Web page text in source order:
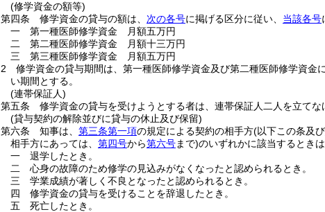
(修学資金の額等)
第四条
修学資金の貸与の額は、 次の各号に掲げる区分に従い、 当該各号
一
第一種医師修学資金 月額五万円
二
第二種医師修学資金 月額十三万円
三
第三種医師修学資金 月額五万円
2
修学資金の貸与期間は、第一種医師修学資金及び第二種医師修学資
い期間とする。
(連帯保証人)
第五条
修学資金の貸与を受けようとする者は、連帯保証人二人を立てな
(貸与契約の解除並びに貸与の休止及び保留)
第六条
知事は、 第三条第一項の規定による契約の相手方(以下この条及び
相手方にあっては、 第四号から第六号まで)のいずれかに該当するとき
一
退学したとき。
二
心身の故障のため修学の見込みがなくなったと認められるとき。
三
学業成績が著しく不良となったと認められるとき。
四
修学資金の貸与を受けることを辞退したとき。
五
死亡したとき。